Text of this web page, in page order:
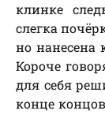
клинке
слегка
но нанесена
Короче
для себя
конце